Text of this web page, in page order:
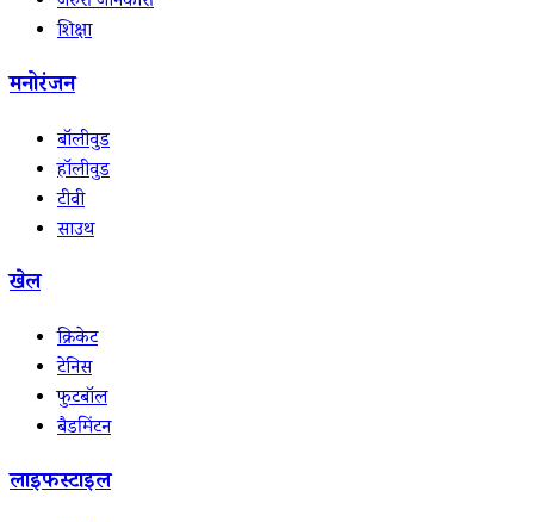
शिक्षा
मनोरंजन
बॉलीवुड
हॉलीवुड
टीवी
साउथ
खेल
क्रिकेट
टेनिस
फुटबॉल
बैडमिंटन
लाइफस्टाइल